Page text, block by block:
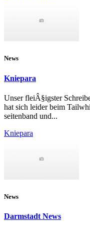
News
Kniepara
Unser fleiÂ§igster
hat sich leider beim
seitenband und...
Kniepara
News
Darmstadt News